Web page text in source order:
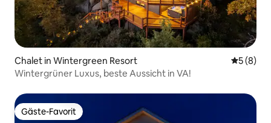
Chalet in Wintergreen Resort
5 (8)
Wintergrüner Luxus, beste Aussicht in VA!
Gäste-Favorit
Gäste-Favorit